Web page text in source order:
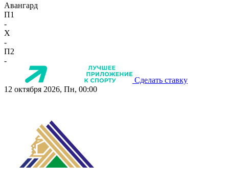
Авангард
П1
-
X
-
П2
-
Сделать ставку
12 октября 2026, Пн, 00:00